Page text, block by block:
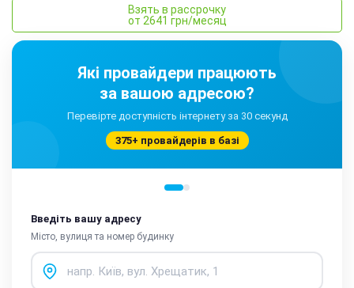
Взять в рассрочку
от 2641 грн/месяц
Які провайдери працюють
за вашою адресою?
Перевірте доступність інтернету за 30 секунд
375+ провайдерів в базі
Введіть вашу адресу
Місто, вулиця та номер будинку